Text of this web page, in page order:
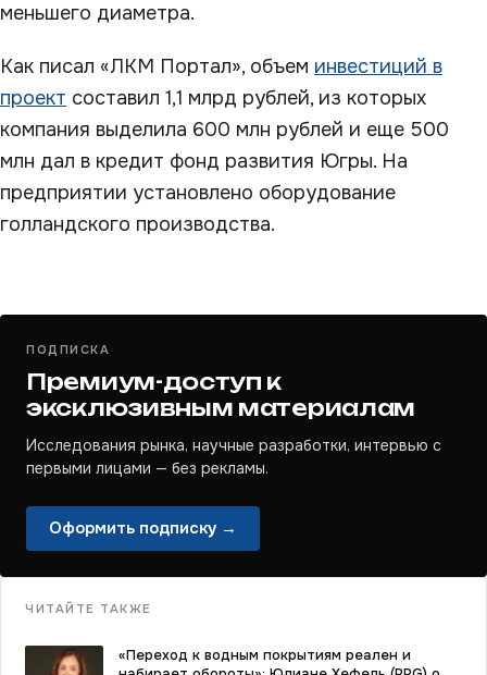
меньшего диаметра.
Как писал «ЛКМ Портал», объем инвестиций в
проект составил 1,1 млрд рублей, из которых
компания выделила 600 млн рублей и еще 500
млн дал в кредит фонд развития Югры. На
предприятии установлено оборудование
голландского производства.
ПОДПИСКА
Премиум-доступ к
эксклюзивным материалам
Исследования рынка, научные разработки, интервью с
первыми лицами — без рекламы.
Оформить подписку →
ЧИТАЙТЕ ТАКЖЕ
«Переход к водным покрытиям реален и